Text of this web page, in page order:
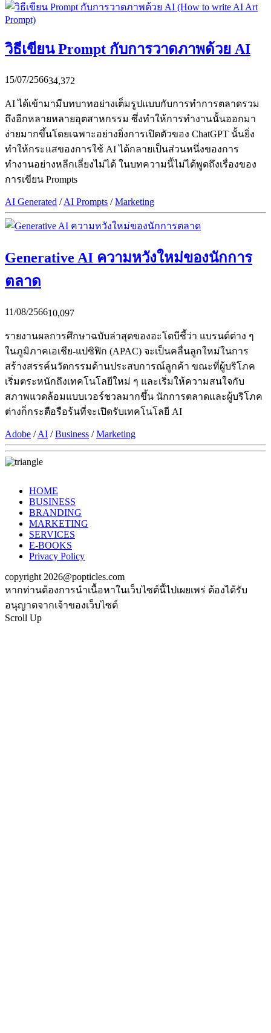
วิธีเขียน Prompt กับการวาดภาพด้วย AI
15/07/256634,372
AI ได้เข้ามามีบทบาทอย่างเต็มรูปแบบกับการทำการตลาดรวม
ถึงอีกหลายหลายอุตสาหกรรม ซึ่งทำให้การทำงานนั้นออกมา
ง่ายมากขึ้นโดยเฉพาะอย่างยิ่งการเปิดตัวของ ChatGPT นั้นยิ่ง
ทำให้กระแสของการใช้ AI ได้กลายเป็นส่วนหนึ่งของการ
ทำงานอย่างหลีกเลี่ยงไม่ได้ ในบทความนี้ไม่ได้พูดถึงเรื่องของ
การเขียน Prompts
AI Generated /AI Prompts /Marketing
Generative AI ความหวังใหม่ของนักการ
ตลาด
11/08/256610,097
รายงานผลการศึกษาฉบับล่าสุดของอะโดบีชี้ว่า แบรนด์ต่าง ๆ
ในภูมิภาคเอเชีย-แปซิฟิก (APAC) จะเป็นคลื่นลูกใหม่ในการ
สร้างสรรค์นวัตกรรมด้านประสบการณ์ลูกค้า ขณะที่ผู้บริโภค
เริ่มตระหนักถึงเทคโนโลยีใหม่ ๆ และเริ่มให้ความสนใจกับ
สภาพแวดล้อมแบบเวอร์ชวลมากขึ้น นักการตลาดและผู้บริโภค
ต่างก็กระตือรือร้นที่จะเปิดรับเทคโนโลยี AI
Adobe /AI /Business /Marketing
HOME
BUSINESS
BRANDING
MARKETING
SERVICES
E-BOOKS
Privacy Policy
copyright 2026@popticles.com
หากท่านต้องการนำเนื้อหาในเว็บไซต์นี้ไปเผยเพร่ ต้องได้รับ
อนุญาตจากเจ้าของเว็บไซต์
Scroll Up